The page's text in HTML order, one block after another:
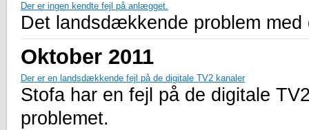
Der er ingen kendte fejl på anlægget.
Det landsdækkende problem
Oktober 2011
Der er en landsdækkende fejl på de digitale TV2 kanaler
Stofa har en fejl på de digitale
problemet.